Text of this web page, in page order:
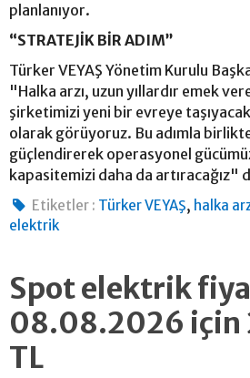
planlanıyor.
“STRATEJİK BİR ADIM”
Türker VEYAŞ Yönetim Kurulu
"Halka arzı, uzun yıllardır emek
şirketimizi yeni bir evreye
olarak görüyoruz. Bu adımla
güçlendirerek operasyonel
kapasitemizi daha da artıracağız"
Etiketler : Türker VEYAŞ, halka
elektrik
Spot elektrik
08.08.2026 için
TL